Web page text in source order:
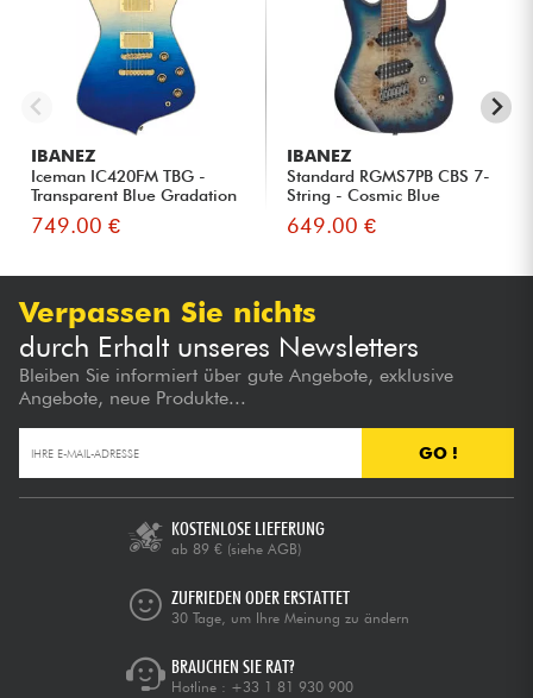
IBANEZ
Iceman IC420FM TBG -
Transparent Blue Gradation
749.00 €
IBANEZ
Standard RGMS7PB CBS 7-
String - Cosmic Blue
Starbu...
649.00 €
Verpassen Sie nichts
durch Erhalt unseres Newsletters
Bleiben Sie informiert über gute Angebote, exklusive
Angebote, neue Produkte...
GO !
KOSTENLOSE LIEFERUNG
ab 89 € (siehe AGB)
ZUFRIEDEN ODER ERSTATTET
30 Tage, um Ihre Meinung zu ändern
BRAUCHEN SIE RAT?
Hotline : +33 1 81 930 900